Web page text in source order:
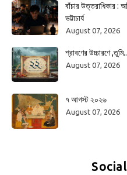
বাঁচার উত্তরাধিকার :
ভট্টাচার্য
August 07, 2026
শ্রাবণের উচ্চারণে
August 07, 2026
৭ আগস্ট ২০২৬
August 07, 2026